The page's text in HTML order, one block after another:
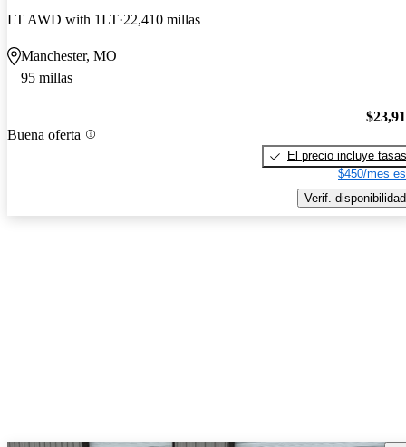
LT AWD with 1LT 22,410 millas
Manchester, MO
95 millas
Buena oferta
El precio incluye tasas
$450/mes
Verif. disponibilidad